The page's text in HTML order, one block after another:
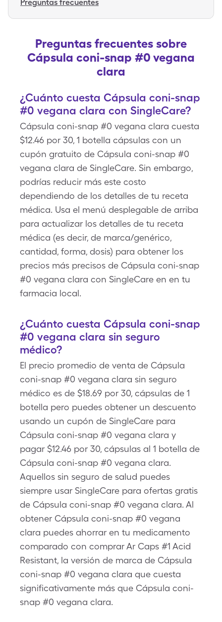
Preguntas frecuentes
Preguntas frecuentes sobre
Cápsula coni-snap #0 vegana
clara
¿Cuánto cuesta Cápsula coni-snap
#0 vegana clara con SingleCare?
Cápsula coni-snap #0 vegana clara cuesta
$12.46 por 30, 1 botella cápsulas con un
cupón gratuito de Cápsula coni-snap #0
vegana clara de SingleCare. Sin embargo,
podrías reducir más este costo
dependiendo de los detalles de tu receta
médica. Usa el menú desplegable de arriba
para actualizar los detalles de tu receta
médica (es decir, de marca/genérico,
cantidad, forma, dosis) para obtener los
precios más precisos de Cápsula coni-snap
#0 vegana clara con SingleCare en en tu
farmacia local.
¿Cuánto cuesta Cápsula coni-snap
#0 vegana clara sin seguro
médico?
El precio promedio de venta de Cápsula
coni-snap #0 vegana clara sin seguro
médico es de $18.69 por 30, cápsulas de 1
botella pero puedes obtener un descuento
usando un cupón de SingleCare para
Cápsula coni-snap #0 vegana clara y
pagar $12.46 por 30, cápsulas al 1 botella de
Cápsula coni-snap #0 vegana clara.
Aquellos sin seguro de salud puedes
siempre usar SingleCare para ofertas gratis
de Cápsula coni-snap #0 vegana clara. Al
obtener Cápsula coni-snap #0 vegana
clara puedes ahorrar en tu medicamento
comparado con comprar Ar Caps #1 Acid
Resistant, la versión de marca de Cápsula
coni-snap #0 vegana clara que cuesta
significativamente más que Cápsula coni-
snap #0 vegana clara.